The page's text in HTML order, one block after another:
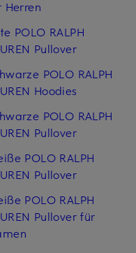
Herren
POLO RALPH
Pullover
POLO RALPH
Hoodies
POLO RALPH
Pullover
POLO RALPH
Pullover
POLO RALPH
Pullover für